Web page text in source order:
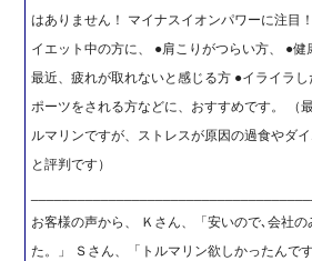
はありません！ マイナスイオンパワーに注目
イエット中の方に、 ●肩こりがつらい方、 ●
最近、疲れが取れないと感じる方 ●イライラ
ポーツをされる方などに、おすすめです。 （
ルマリンですが、ストレスが原因の過食やダ
と評判です）
お客様の声から、 Ｋさん、「安いので､会社
た。」 Ｓさん、「トルマリン欲しかったんで